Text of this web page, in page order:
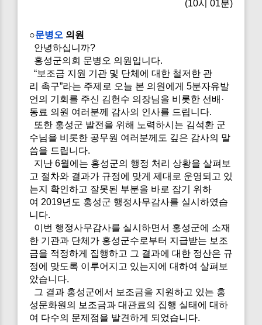
(10시 01분)
○문병오 의원
안녕하십니까?
홍성군의회 문병오 의원입니다.
“보조금 지원 기관 및 단체에 대한 철저한 관
리 촉구”라는 주제로 오늘 본 의원에게 5분자유발
언의 기회를 주신 김헌수 의장님을 비롯한 선배·
동료 의원 여러분께 감사의 인사를 드립니다.
또한 홍성군 발전을 위해 노력하시는 김석환 군
수님을 비롯한 공무원 여러분께도 깊은 감사의 말
씀을 드립니다.
지난 6월에는 홍성군의 행정 처리 상황을 살펴보
고 절차와 결과가 규정에 맞게 제대로 운영되고 있
는지 확인하고 잘못된 부분을 바로 잡기 위하
여 2019년도 홍성군 행정사무감사를 실시하였습
니다.
이번 행정사무감사를 실시하면서 홍성군에 소재
한 기관과 단체가 홍성군수로부터 지급받는 보조
금을 적정하게 집행하고 그 결과에 대한 정산은 규
정에 맞도록 이루어지고 있는지에 대하여 살펴보
았습니다.
그 결과 홍성군에서 보조금을 지원하고 있는 홍
성문화원의 보조금과 대관료의 집행 실태에 대하
여 다수의 문제점을 발견하게 되었습니다.